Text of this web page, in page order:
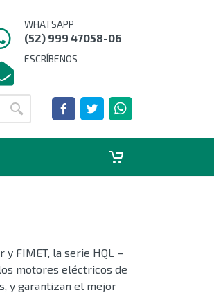
WHATSAPP
(52) 999 47058-06
ESCRÍBENOS
FIMET, la serie HQL –
motores eléctricos de
y garantizan el mejor